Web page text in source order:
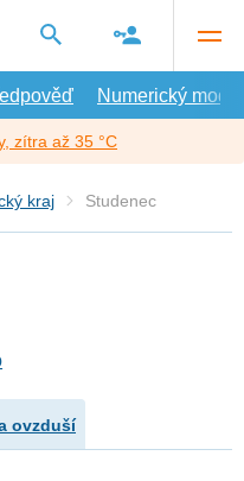
Numerický model
zítra až 35 °C
kraj Studenec
ovzduší